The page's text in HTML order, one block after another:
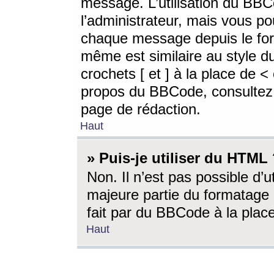
l’administrateur, mais vous
chaque message depuis le
même est similaire au style
crochets [ et ] à la place de <
propos du BBCode,
page de rédaction.
Haut
» Puis-je utiliser du HTML
Non. Il n’est pas possible
majeure partie du
fait par du BBCode à la
Haut